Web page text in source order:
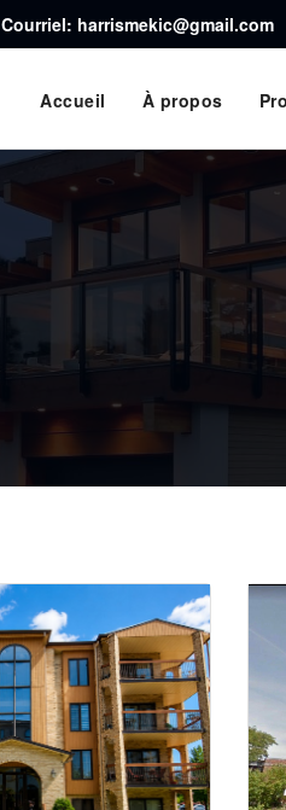
Courriel: harrismekic@gmail.com
Accueil À propos